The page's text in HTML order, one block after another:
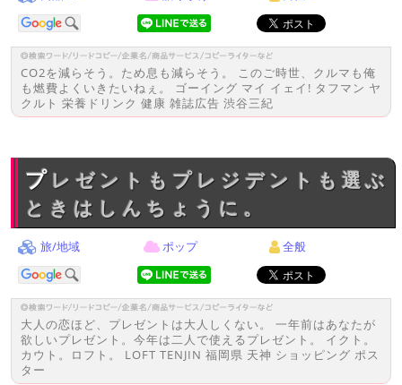
CO2を減らそう。ため息も減らそう。 このご時世、クルマも俺
も燃費よくいきたいねぇ。 ゴーイング マイ イェイ! タフマン ヤ
クルト 栄養ドリンク 健康 雑誌広告 渋谷三紀
プレゼントもプレジデントも選ぶ
ときはしんちょうに。
旅/地域 ポップ 全般
大人の恋ほど、プレゼントは大人しくない。 一年前はあなたが
欲しいプレゼント。今年は二人で使えるプレゼント。 イクト。
カウト。ロフト。 LOFT TENJIN 福岡県 天神 ショッピング ポス
ター